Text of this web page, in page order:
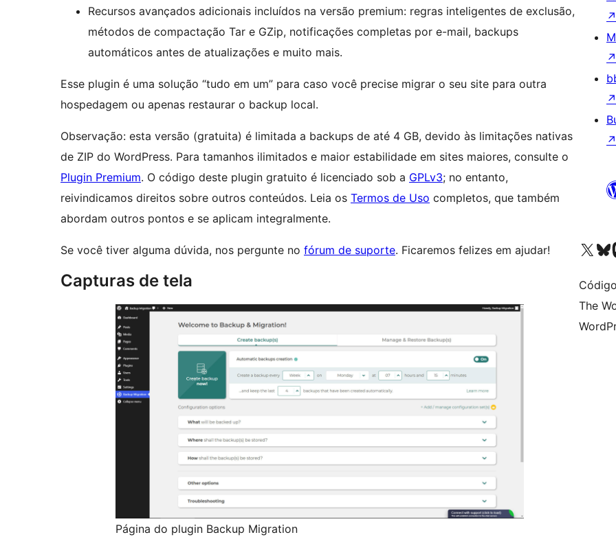
Recursos avançados adicionais incluídos na versão premium: regras inteligentes de exclusão,
métodos de compactação Tar e GZip, notificações completas por e-mail, backups
automáticos antes de atualizações e muito mais.
Esse plugin é uma solução “tudo em um” para caso você precise migrar o seu site para outra
hospedagem ou apenas restaurar o backup local.
Observação: esta versão (gratuita) é limitada a backups de até 4 GB, devido às limitações nativas
de ZIP do WordPress. Para tamanhos ilimitados e maior estabilidade em sites maiores, consulte o
Plugin Premium. O código deste plugin gratuito é licenciado sob a GPLv3; no entanto,
reivindicamos direitos sobre outros conteúdos. Leia os Termos de Uso completos, que também
abordam outros pontos e se aplicam integralmente.
Se você tiver alguma dúvida, nos pergunte no fórum de suporte. Ficaremos felizes em ajudar!
Capturas de tela
Página do plugin Backup Migration
↗
↗
↗
↗
Acessar nossa conta
Acessar
The